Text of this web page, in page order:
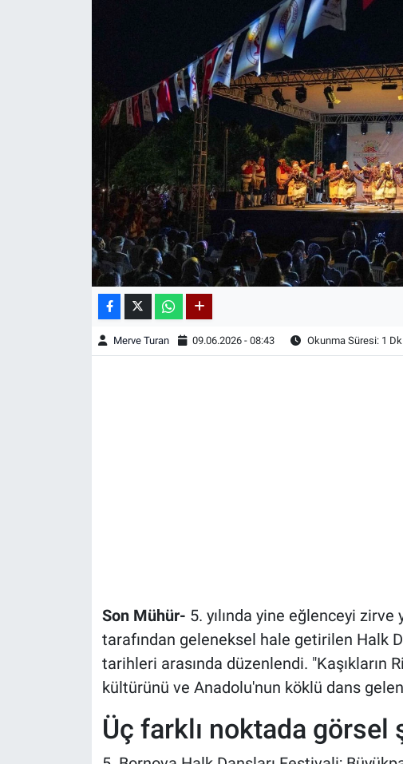
Merve Turan 09.06.2026 - 08:43 Okunma Süresi: 1 Dk
Son Mühür- 5. yılında yine eğlenceyi
tarafından geleneksel hale getirilen Halk
tarihleri arasında düzenlendi. "Kaşıkların
kültürünü ve Anadolu'nun köklü dans
Üç farklı noktada görsel